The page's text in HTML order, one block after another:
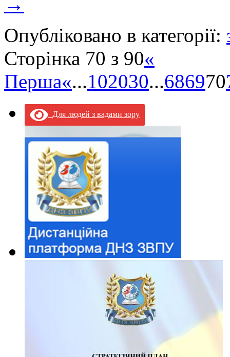
Опубліковано в категорії:
Сторінка 70 з 90«
Перша«...102030...686970
Для людей з вадами зору